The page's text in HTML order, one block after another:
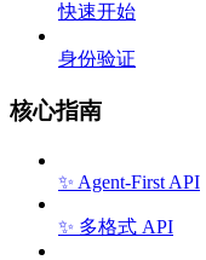
快速开始
身份验证
核心指南
✨ Agent-First API
✨ 多格式 API